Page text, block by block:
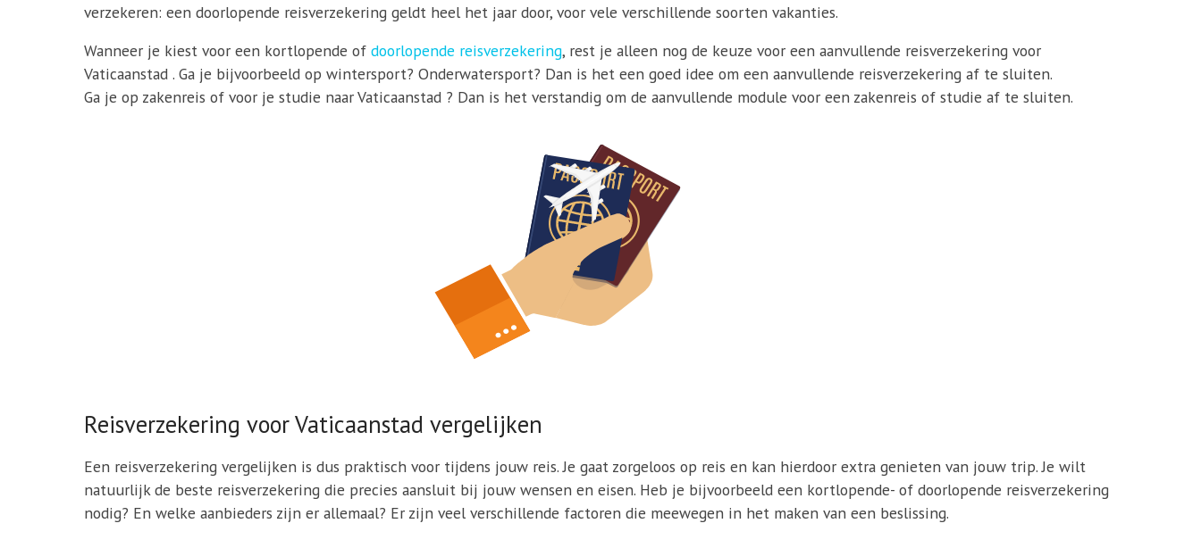
verzekeren: een doorlopende reisverzekering geldt heel het jaar door, voor vele verschillende soorten vakanties.
Wanneer je kiest voor een kortlopende ofdoorlopende reisverzekering, rest je alleen nog de keuze voor een aanvullende reisverzekering voor
Vaticaanstad . Ga je bijvoorbeeld op wintersport? Onderwatersport? Dan is het een goed idee om een aanvullende reisverzekering af te sluiten.
Ga je op zakenreis of voor je studie naar Vaticaanstad ? Dan is het verstandig om de aanvullende module voor een zakenreis of studie af te sluiten.
Reisverzekering voor Vaticaanstad vergelijken
Een reisverzekering vergelijken is dus praktisch voor tijdens jouw reis. Je gaat zorgeloos op reis en kan hierdoor extra genieten van jouw trip. Je wilt
natuurlijk de beste reisverzekering die precies aansluit bij jouw wensen en eisen. Heb je bijvoorbeeld een kortlopende- of doorlopende reisverzekering
nodig? En welke aanbieders zijn er allemaal? Er zijn veel verschillende factoren die meewegen in het maken van een beslissing.